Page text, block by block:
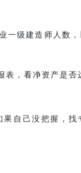
级建造师人数，
，看净资产是否
自己没把握，